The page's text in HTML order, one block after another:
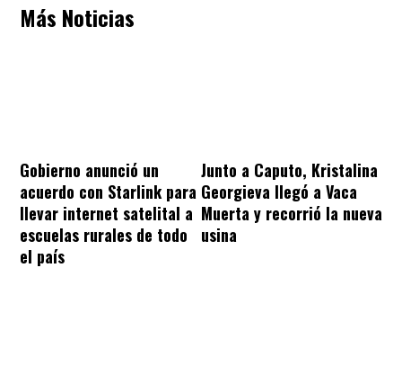
Más Noticias
Gobierno anunció un
acuerdo con Starlink para
llevar internet satelital a
escuelas rurales de todo
el país
Junto a Caputo, Kristalina
Georgieva llegó a Vaca
Muerta y recorrió la nueva
usina